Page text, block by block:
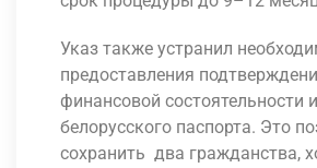
Указ также устранил
предоставления
финансовой состоятельности
белорусского паспорта. Это
сохранить два гражданства,